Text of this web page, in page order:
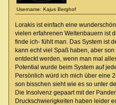
Username: Kajus Berghof
Lorakis ist einfach eine
vielen erfahrenen Weltenbauern ist
finde ich- fühlt man. Das System ist
kann echt viel Spaß haben, aber
entdeckt werden, wenn man mal
Potential wurde beim System auf
Persönlich würd ich mich über eine
son bisschen sieht wie es so unter
Die Insolvenz gepaart mit der
Druckschwierigkeiten haben leider